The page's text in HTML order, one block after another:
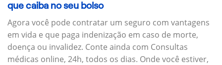
que caiba no seu bolso
Agora você pode contratar um seguro com vantagens
em vida e que paga indenização em caso de morte,
doença ou invalidez. Conte ainda com Consultas
médicas online, 24h, todos os dias. Onde você estiver,